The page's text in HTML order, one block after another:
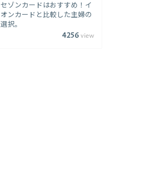
セゾンカードはおすすめ！イ
オンカードと比較した主婦の
選択。
4256view